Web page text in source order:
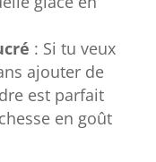
: Si tu veux
ajouter de
est parfait
en goût